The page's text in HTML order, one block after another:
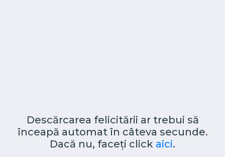
Descărcarea felicitării ar trebui să
înceapă automat în câteva secunde.
Dacă nu, faceți click aici.